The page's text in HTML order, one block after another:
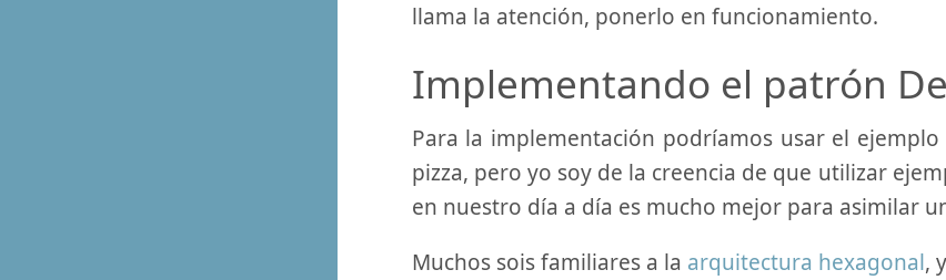
llama la atención, ponerlo en funcionamiento.
Implementando el patrón
Para la implementación podríamos usar el
pizza, pero yo soy de la creencia de que utilizar
en nuestro día a día es mucho mejor para asimilar
Muchos sois familiares a la arquitectura hexagonal,